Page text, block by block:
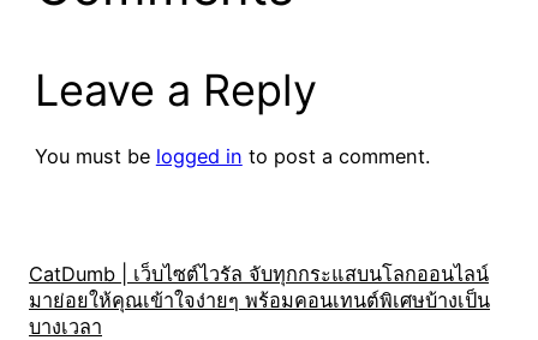
Leave a Reply
You must be logged in to post a comment.
CatDumb | เว็บไซต์ไวรัล จับทุกกระแสบนโลกออนไลน์
มาย่อยให้คุณเข้าใจง่ายๆ พร้อมคอนเทนต์พิเศษบ้างเป็น
บางเวลา